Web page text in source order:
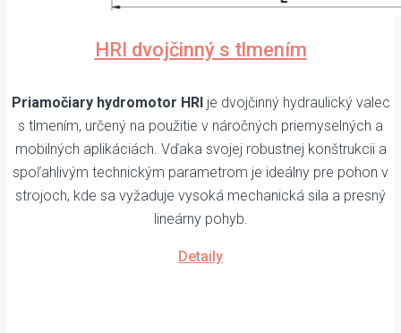
HRI dvojčinný s tlmením
Priamočiary hydromotor HRIje dvojčinný hydraulický valec
s tlmením, určený na použitie v náročných priemyselných a
mobilných aplikáciách. Vďaka svojej robustnej konštrukcii a
spoľahlivým technickým parametrom je ideálny pre pohon v
strojoch, kde sa vyžaduje vysoká mechanická sila a presný
lineárny pohyb.
Detaily